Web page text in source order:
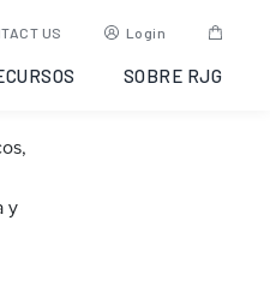
US Login
SOBRE RJG
y